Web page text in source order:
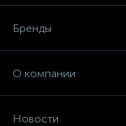
Бренды
О компании
Новости